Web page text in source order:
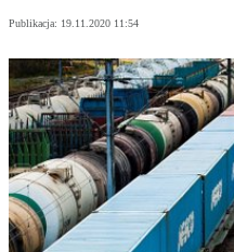
Publikacja: 19.11.2020 11:54